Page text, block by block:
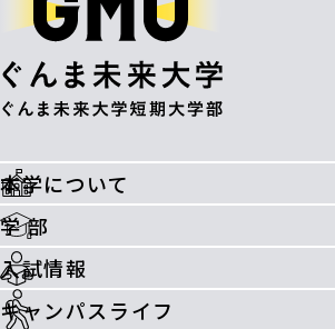
本学について
学 部
入試情報
キャンパスライフ